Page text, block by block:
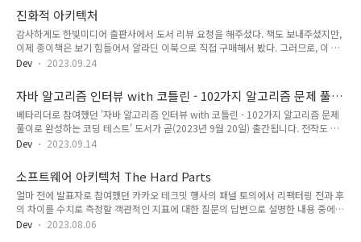
몰라도 이해할 수는 있다. 하지만 그래서, '고도’는 누군데? 저 대
사에 등장하는 '고도’가 궁금해서, '고도를 기다리며’를 찾아서
읽었다. 매우 얇지만, 금방 읽히지는 않았다. 일단, 소설이 아니
다. '햄릿’과 같이 자주 접하지 않았던 아래와 같은 형식의 희곡
이다. 침묵. 둘이 다 움직이지 않고 서 있다. 두 팔은 흔들거리고
우린 꽁꽁 묶여 있는 게 아닐까? (사이) 안 그래? ..
진화적 아키텍처
감사하게도 한빛미디어 출판사에서 도서 리뷰 요청을 해주셨다. 책도 보내주셨지만,
이제 종이책은 보기 힘들어서 알라딘 이북으로 직접 구매해서 봤다. 그러므로, 이 글
은 직접 구매한 도서를 읽고 간단히 정리하는 것으로 그동안의 도서 후기와 다르지
표지에는 '개정판'이라는 언급이 없는데, 이 책은 2017년에 출간된 'Building
Evolutionary Architectures: SUPPORT CONSTANT CHANGE'의 개정판이다. 진
화적 소프트웨어 아키텍처는 여러 차원에 걸쳐 유도된 변화와 점진적 변화를 지원한
다. 이 책은 위와 같은 정의를 어떻게 실현할 수 있는지에 대한 세부적인 사항을 설명
한다. 그중..
Dev 2023.09.24
자바 알고리즘 인터뷰 with 코틀린 - 102가지 알고리즘 문제 풀
이로 완성하는 코딩 테스트
베타리더로 참여했던 '자바 알고리즘 인터뷰 with 코틀린 - 102가지 알고리즘 문제
풀이로 완성하는 코딩 테스트' 도서가 곧(2023년 9월 20일) 출간됩니다. 전작도 재
밌게 봤었고, 이번 신작도 미리 읽어보면서 재밌었습니다.
알고리즘 인터뷰 with 코틀린 코딩 테스트와 알고리즘 인터뷰를 준비하는 개발자들
을 위한 최고의 책 『파이썬 알고리즘 인터뷰』가 자바와 코틀린 코드로 무장하고
한층 업그레이드되어 돌아왔다! 200여 가지가 넘는 풍부 www.aladin.co.kr
Dev 2023.09.14
소프트웨어 아키텍처 The Hard Parts
얼마 전에 발표자로 참여했던 카카오 테크밋 행사의 패널 토의에서 리팩터링 전과 후
의 차이를 수치로 측정할 객관적인 지표에 대한 질문의 답변으로 설명한 내용 중에
발표에서 소개했던 '코드 복잡도'와 이 책에서 읽었던 피트니스 함수에 대해서 간단
Dev 2023.08.06